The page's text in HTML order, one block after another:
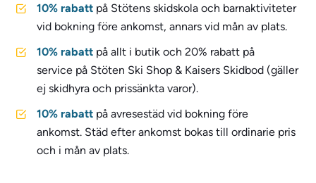
10% rabatt på Stötens skidskola och barnaktiviteter
vid bokning före ankomst, annars vid mån av plats.
10% rabatt på allt i butik och 20% rabatt på
service på Stöten Ski Shop & Kaisers Skidbod (gäller
ej skidhyra och prissänkta varor).
10% rabatt på avresestäd vid bokning före
ankomst. Städ efter ankomst bokas till ordinarie pris
och i mån av plats.